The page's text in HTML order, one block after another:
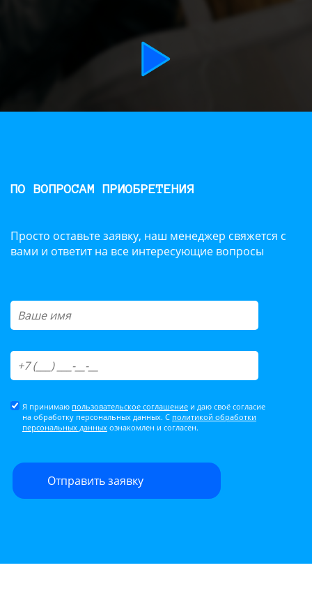
ПО ВОПРОСАМ ПРИОБРЕТЕНИЯ
Просто оставьте заявку, наш менеджер свяжется с
вами и ответит на все интересующие вопросы
Я принимаю пользовательское соглашение и даю своё согласие
на обработку персональных данных. С политикой обработки
персональных данных ознакомлен и согласен.